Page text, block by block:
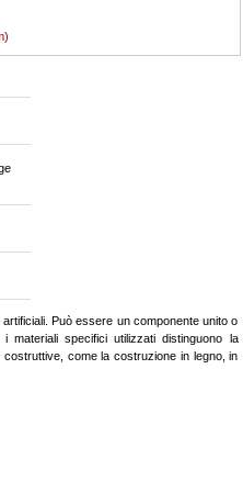
Può essere un componente unito o
specifici utilizzati distinguono la
come la costruzione in legno, in